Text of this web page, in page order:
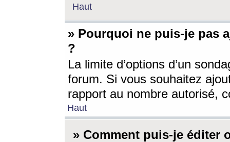
Haut
» Pourquoi ne puis-je pas
?
La limite d’options d’un
forum. Si vous souhaitez
rapport au nombre autorisé,
Haut
» Comment puis-je éditer